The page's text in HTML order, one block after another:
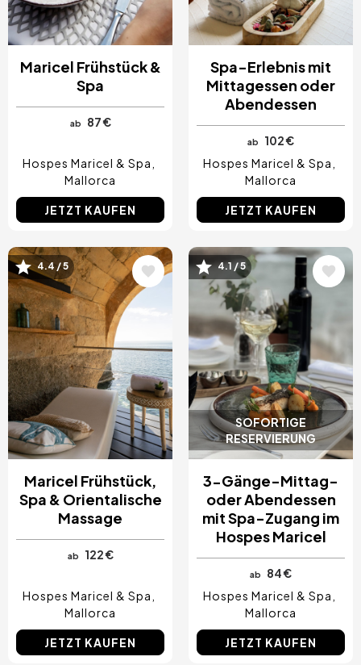
Maricel Frühstück &
Spa
ab 87 €
Hospes Maricel & Spa
Mallorca
JETZT KAUFEN
Spa-Erlebnis mit
Mittagessen oder
Abendessen
ab
102 €
Hospes Maricel & Spa
Mallorca
JETZT KAUFEN
Bild4.4 / 5
Maricel Frühstück,
Spa & Orientalische
Massage
ab 122 €
Hospes Maricel & Spa
Mallorca
JETZT KAUFEN
SOFORTIGE
RESERVIERUNG
Bild4.1 / 5
3-Gänge-Mittag-
oder Abendessen
mit Spa-Zugang im
Hospes Maricel
ab
84 €
Hospes Maricel & Spa
Mallorca
JETZT KAUFEN